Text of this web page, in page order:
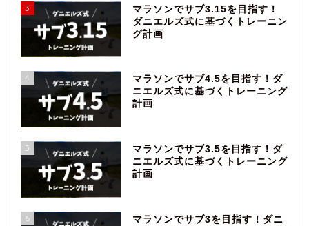
3
マラソンでサブ3.15を目指す！
ダニエルズ式に基づくトレーニン
グ計画
4
マラソンでサブ4.5を目指す！ダ
ニエルズ式に基づくトレーニング
計画
5
マラソンでサブ3.5を目指す！ダ
ニエルズ式に基づくトレーニング
計画
6
マラソンでサブ3を目指す！ダニ